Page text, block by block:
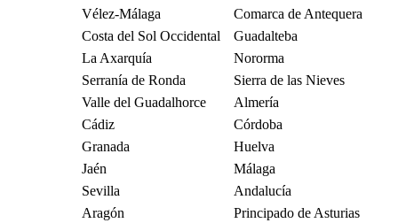
Vélez-Málaga
Comarca de Antequera
Costa del Sol Occidental
Guadalteba
La Axarquía
Nororma
Serranía de Ronda
Sierra de las Nieves
Valle del Guadalhorce
Almería
Cádiz
Córdoba
Granada
Huelva
Jaén
Málaga
Sevilla
Andalucía
Aragón
Principado de Asturias